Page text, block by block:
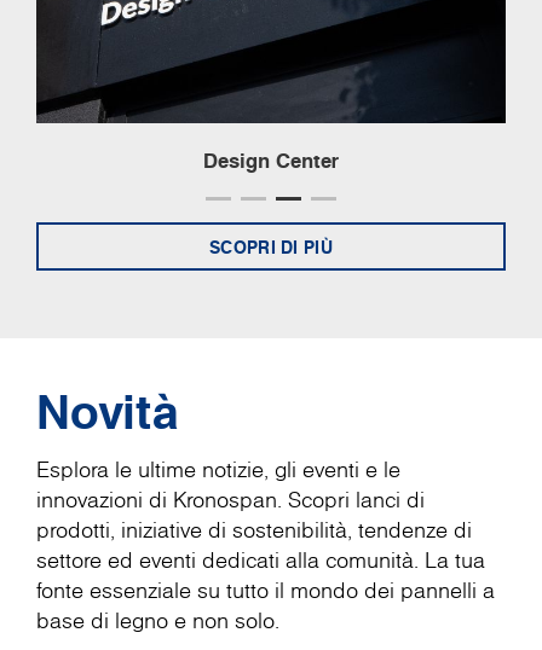
Design Center
SCOPRI DI PIÙ
Novità
Esplora le ultime notizie, gli eventi e le
innovazioni di Kronospan. Scopri lanci di
prodotti, iniziative di sostenibilità, tendenze di
settore ed eventi dedicati alla comunità. La tua
fonte essenziale su tutto il mondo dei pannelli a
base di legno e non solo.